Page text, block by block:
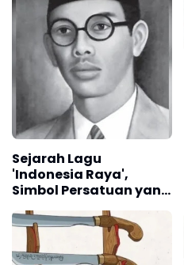
Sejarah Lagu
'Indonesia Raya',
Simbol Persatuan yang
Lahir Sebelum
Kemerdekaan